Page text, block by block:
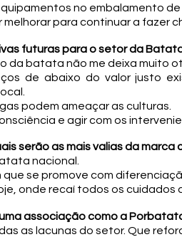
no embalamento
melhorar para continuar a fazer
futuras para o setor da
da batata não me deixa muito
de abaixo do valor justo
podem ameaçar as culturas.
e agir com os
serão as mais valias da
nacional.
que se promove com
onde recaí todos os cuidados
associação como a
as lacunas do setor. Que